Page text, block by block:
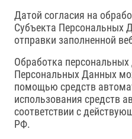
Датой согласия на
Субъекта Персональных
отправки заполненной
Обработка
Персональных Данных
помощью средств
использования средств
соответствии с
РФ.